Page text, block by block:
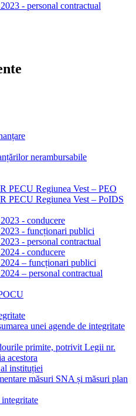
- personal contractual
nerambursabile
PECU Regiunea Vest – PEO
PECU Regiunea Vest – PoIDS
- conducere
- funcționari publici
- personal contractual
- conducere
– funcționari publici
– personal contractual
unei agende de integritate
primite, potrivit Legii nr.
acestora
instituției
măsuri SNA și măsuri plan